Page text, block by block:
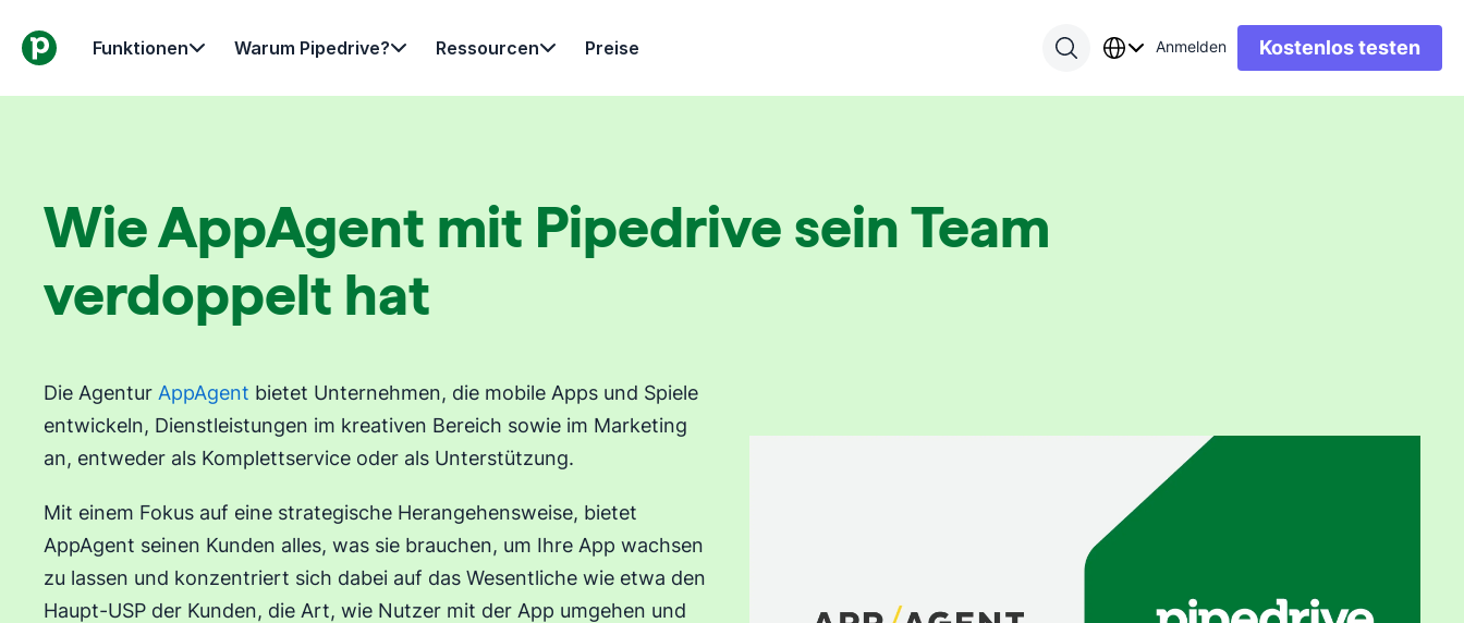
Funktionen Warum Pipedrive? Ressourcen Preise Anmelden Kostenlos testen
Wie AppAgent mit Pipedrive sein Team
verdoppelt hat
Die Agentur AppAgent bietet Unternehmen, die mobile Apps und Spiele
entwickeln, Dienstleistungen im kreativen Bereich sowie im Marketing
an, entweder als Komplettservice oder als Unterstützung.
Mit einem Fokus auf eine strategische Herangehensweise, bietet
AppAgent seinen Kunden alles, was sie brauchen, um Ihre App wachsen
zu lassen und konzentriert sich dabei auf das Wesentliche wie etwa den
Haupt-USP der Kunden, die Art, wie Nutzer mit der App umgehen und